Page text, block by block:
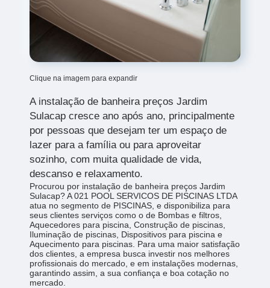
Clique na imagem para expandir
A instalação de banheira preços Jardim
Sulacap cresce ano após ano, principalmente
por pessoas que desejam ter um espaço de
lazer para a família ou para aproveitar
sozinho, com muita qualidade de vida,
descanso e relaxamento.
Procurou por instalação de banheira preços Jardim
Sulacap? A 021 POOL SERVICOS DE PISCINAS LTDA
atua no segmento de PISCINAS, e disponibiliza para
seus clientes serviços como o de Bombas e filtros,
Aquecedores para piscina, Construção de piscinas,
Iluminação de piscinas, Dispositivos para piscina e
Aquecimento para piscinas. Para uma maior satisfação
dos clientes, a empresa busca investir nos melhores
profissionais do mercado, e em instalações modernas,
garantindo assim, a sua confiança e boa cotação no
mercado.